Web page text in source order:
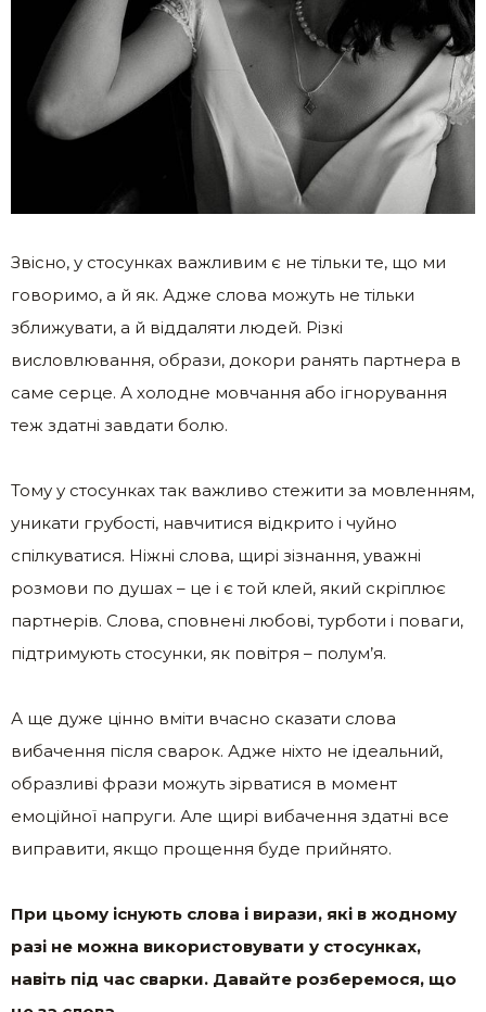
Звісно, у стосунках важливим є не тільки те, що ми
говоримо, а й як. Адже слова можуть не тільки
зближувати, а й віддаляти людей. Різкі
висловлювання, образи, докори ранять партнера в
саме серце. А холодне мовчання або ігнорування
теж здатні завдати болю.
Тому у стосунках так важливо стежити за мовленням,
уникати грубості, навчитися відкрито і чуйно
спілкуватися. Ніжні слова, щирі зізнання, уважні
розмови по душах – це і є той клей, який скріплює
партнерів. Слова, сповнені любові, турботи і поваги,
підтримують стосунки, як повітря – полум’я.
А ще дуже цінно вміти вчасно сказати слова
вибачення після сварок. Адже ніхто не ідеальний,
образливі фрази можуть зірватися в момент
емоційної напруги. Але щирі вибачення здатні все
виправити, якщо прощення буде прийнято.
При цьому існують слова і вирази, які в жодному
разі не можна використовувати у стосунках,
навіть під час сварки. Давайте розберемося, що